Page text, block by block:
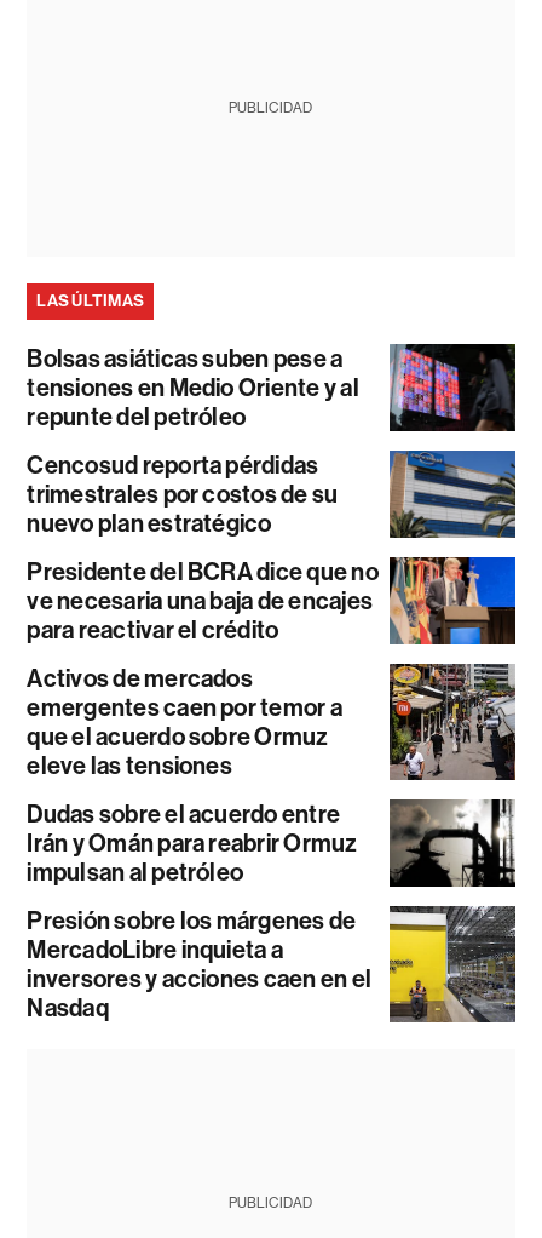
PUBLICIDAD
LAS ÚLTIMAS
Bolsas asiáticas suben pese a
tensiones en Medio Oriente y al
repunte del petróleo
Cencosud reporta pérdidas
trimestrales por costos de su
nuevo plan estratégico
Presidente del BCRA dice que no
ve necesaria una baja de encajes
para reactivar el crédito
Activos de mercados
emergentes caen por temor a
que el acuerdo sobre Ormuz
eleve las tensiones
Dudas sobre el acuerdo entre
Irán y Omán para reabrir Ormuz
impulsan al petróleo
Presión sobre los márgenes de
MercadoLibre inquieta a
inversores y acciones caen en el
Nasdaq
PUBLICIDAD